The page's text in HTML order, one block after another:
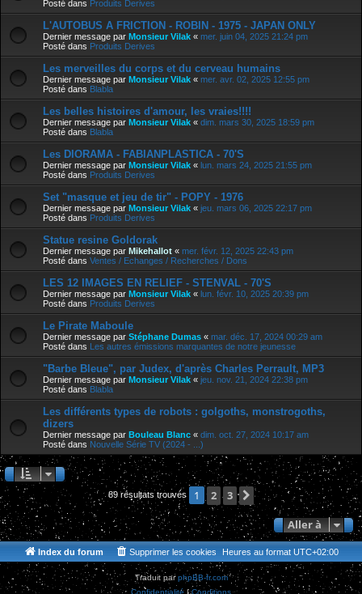
Posté dans Produits Derives
L'AUTOBUS A FRICTION - ROBIN - 1975 - JAPAN ONLY
Dernier message par Monsieur Vilak « mer. juin 04, 2025 21:24 pm
Posté dans Produits Derives
Les merveilles du corps et du cerveau humains
Dernier message par Monsieur Vilak « mer. avr. 02, 2025 12:55 pm
Posté dans Blabla
Les belles histoires d'amour, les vraies!!!!
Dernier message par Monsieur Vilak « dim. mars 30, 2025 18:59 pm
Posté dans Blabla
Les DIORAMA - FABIANPLASTICA - 70'S
Dernier message par Monsieur Vilak « lun. mars 24, 2025 21:55 pm
Posté dans Produits Derives
Set "masque et jeu de tir" - POPY - 1976
Dernier message par Monsieur Vilak « jeu. mars 06, 2025 22:17 pm
Posté dans Produits Derives
Statue resine Goldorak
Dernier message par Mikehallot « mer. févr. 12, 2025 22:43 pm
Posté dans Ventes / Echanges / Recherches / Dons
LES 12 IMAGES EN RELIEF - STENVAL - 70'S
Dernier message par Monsieur Vilak « lun. févr. 10, 2025 20:39 pm
Posté dans Produits Derives
Le Pirate Maboule
Dernier message par Stéphane Dumas « mar. déc. 17, 2024 00:29 am
Posté dans Les autres émissions marquantes de notre jeunesse
"Barbe Bleue", par Judex, d'après Charles Perrault, MP3
Dernier message par Monsieur Vilak « jeu. nov. 21, 2024 22:38 pm
Posté dans Blabla
Les différents types de robots : golgoths, monstrogoths,
dizers
Dernier message par Bouleau Blanc « dim. oct. 27, 2024 10:17 am
Posté dans Nouvelle Série TV (2024 - ...)
89 résultats trouvés 1 2 3
Suivante
Aller à
Index du forum Heures au format UTC+02:00
Supprimer les cookies
Traduit parphpBB-fr.com
Confidentialité |Conditions